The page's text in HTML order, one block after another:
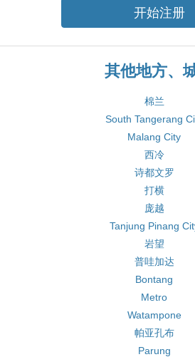
开始注册
其他地方、
棉兰
South Tangerang
Malang City
西冷
诗都文罗
打横
庞越
Tanjung Pinang
岩望
普哇加达
Bontang
Metro
Watampone
帕亚孔布
Parung